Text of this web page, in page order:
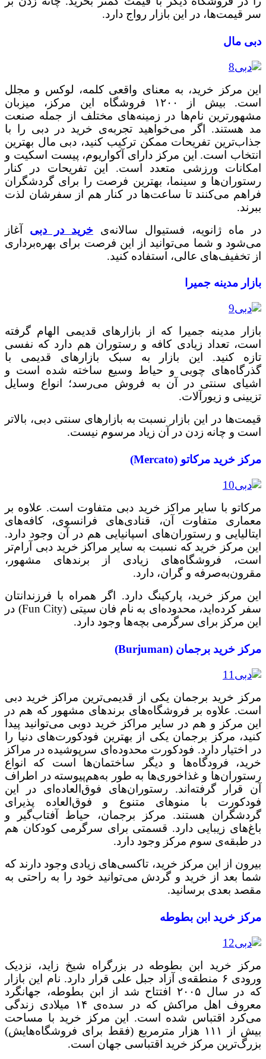
سر قیمت‌ها، در این بازار رواج دارد.
دبی مال
این مرکز خرید، به معنای واقعی کلمه، لوکس و مجلل
است. بیش از ۱۲۰۰ فروشگاه این مرکز، میزبان
مشهورترین نام‌ها در زمینه‌‌های مختلف از جمله صنعت
مد هستند. اگر می‌خواهید تجربه‌ی خرید در دبی را با
جذاب‌ترین تفریحات ممکن ترکیب کنید، دبی مال بهترین
انتخاب است. این مرکز دارای آکواریوم، پیست اسکیت و
امکانات ورزشی متعدد است. این تفریحات در کنار
رستوران‌ها و سینما، بهترین فرصت را برای گردشگران
فراهم می‌کنند تا ساعت‌ها در کنار هم از سفرشان لذت
ببرند.
در ماه ژانویه، فستیوال سالانه‌ی خرید در دبی آغاز
می‌شود و شما می‌توانید از این فرصت برای بهره‌برداری
از تخفیف‌های عالی، استفاده کنید.
بازار مدینه جمیرا
بازار مدینه جمیرا که از بازارهای قدیمی الهام گرفته
است، تعداد زیادی کافه و رستوران هم دارد که نفسی
تازه کنید. این بازار به سبک بازارهای قدیمی با
گذرگاه‌های چوبی و حیاط وسیع ساخته شده است و
اشیای سنتی در آن به فروش می‌رسد؛ انواع وسایل
تزیینی و زیورآلات.
قیمت‌ها در این بازار نسبت به بازارهای سنتی دبی، بالاتر
است و چانه زدن در آن زیاد مرسوم نیست.
مرکز خرید مرکاتو (Mercato)
مرکاتو با سایر مراکز خرید دبی متفاوت است. علاوه بر
معماری متفاوت آن، قنادی‌های فرانسوی، کافه‌های
ایتالیایی و رستوران‌های اسپانیایی هم در آن وجود دارد.
این مرکز خرید که نسبت به سایر مراکز خرید دبی آرام‌تر
است، فروشگاه‌های زیادی از برندهای مشهور،
مقرون‌‌به‌صرفه و گران، دارد.
این مرکز خرید، پارکینگ دارد. اگر همراه با فرزندانتان
سفر کرده‌اید، محدوده‌ای به نام فان سیتی (Fun City) در
این مرکز برای سرگرمی بچه‌ها وجود دارد.
مرکز خرید برجمان (Burjuman)
مرکز خرید برجمان یکی از قدیمی‌ترین مراکز خرید دبی
است. علاوه بر فروشگاه‌های برندهای مشهور که هم در
این مرکز و هم در سایر مراکز خرید دوبی می‌توانید پیدا
کنید، مرکز برجمان یکی از بهترین فودکورت‌های دنیا را
در اختیار دارد. فودکورت محدوده‌ای سرپوشیده در مراکز
خرید، فرودگاه‌ها و دیگر ساختمان‌ها است که انواع
رستوران‌ها و غذاخوری‌ها به طور به‌هم‌پیوسته در اطراف
آن قرار گرفته‌اند. رستوران‌های فوق‌العاده‌ای در این
فودکورت با منوهای متنوع و فوق‌العاده پذیرای
گردشگران هستند. مرکز برجمان، حیاط آفتاب‌گیر و
باغ‌های زیبایی دارد. قسمتی برای سرگرمی کودکان هم
در طبقه‌ی سوم مرکز وجود دارد.
بیرون از این مرکز خرید، تاکسی‌های زیادی وجود دارند که
شما بعد از خرید و گردش می‌توانید خود را به راحتی به
مقصد بعدی برسانید.
مرکز خرید ابن بطوطه
مرکز خرید ابن بطوطه در بزرگراه شیخ زاید، نزدیک
ورودی ۶ منطقه‌ی آزاد جبل علی قرار دارد. نام این بازار
که در سال ۲۰۰۵ افتتاح شد از ابن بطوطه، جهانگرد
معروف اهل مراکش که در سده‌ی ۱۴ میلادی زندگی
می‌کرد اقتباس شده‌ است. این مرکز خرید با مساحت
بیش از ۱۱۱ هزار مترمربع (فقط برای فروشگاه‌هایش)
بزرگ‌ترین مرکز خرید اقتباسی جهان است.